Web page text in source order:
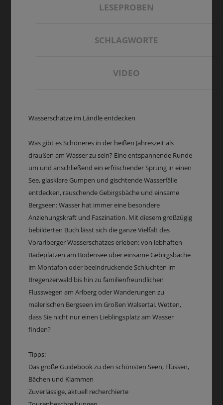
LESEPROBEN
SCHLAGWORTE
VIDEO
Wasserschätze im Ländle entdecken
Was gibt es Schöneres in der heißen Jahreszeit als
draußen am Wasser zu sein? Eine entspannende Runde
um und anschließend ein erfrischender Sprung in einen
See, glasklare Gumpen und gischtende Wasserfälle
entdecken, rauschende Gebirgsbäche und einsame
Bergseen: Wasser hat immer eine besondere
Anziehungskraft und Faszination. Mit diesem großzügig
bebilderten Buch lässt sich die ganze Vielfalt des
Vorarlberger Wasserschatzes erleben: von lebhaften
Badeplätzen am Bodensee über einsame Gebirgsbäche
im Montafon oder beeindruckende Schluchten im
Bregenzerwald bis hin zu familienfreundlichen
Flusswegen am Arlberg oder Wanderungen zu
malerischen Bergseen im Großen Walsertal. Wetten,
dass Sie nicht nur einen Lieblingsplatz am Wasser
finden?
Tipps:
Das große Guidebook zu den schönsten Seen, Flüssen,
Bächen und Klammen
Zuverlässige, aktuell recherchierte